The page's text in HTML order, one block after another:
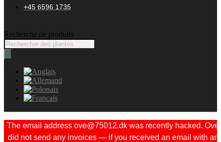
+45 6596 1735
Recherche de produits
The email address ove@75012.dk was recently hacked. Ove
did not send any invoices — if you received an email with an